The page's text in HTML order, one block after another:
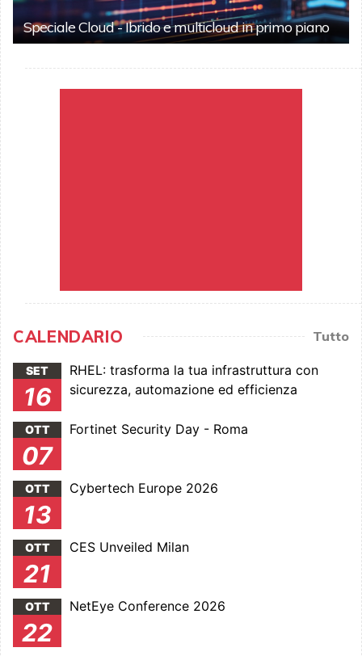
Speciale Cloud - Ibrido e multicloud in primo piano
CALENDARIO Tutto
SET
16
RHEL: trasforma la tua infrastruttura con
sicurezza, automazione ed efficienza
OTT
07
Fortinet Security Day - Roma
OTT
13
Cybertech Europe 2026
OTT
21
CES Unveiled Milan
OTT
22
NetEye Conference 2026